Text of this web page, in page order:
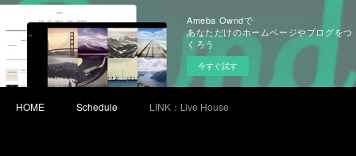
Ameba Owndで
あなただけのホームページやブログをつ
くろう
今すぐ試す
HOME Schedule LINK：Ⅼive House